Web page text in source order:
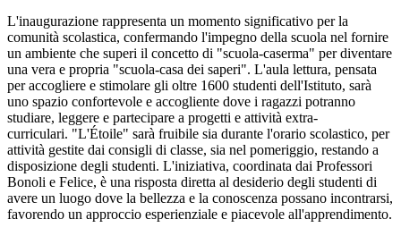
L'inaugurazione rappresenta un momento significativo per la
comunità scolastica, confermando l'impegno della scuola nel fornire
un ambiente che superi il concetto di "scuola-caserma" per diventare
una vera e propria "scuola-casa dei saperi". L'aula lettura, pensata
per accogliere e stimolare gli oltre 1600 studenti dell'Istituto, sarà
uno spazio confortevole e accogliente dove i ragazzi potranno
studiare, leggere e partecipare a progetti e attività extra-
curriculari. "L'Étoile" sarà fruibile sia durante l'orario scolastico, per
attività gestite dai consigli di classe, sia nel pomeriggio, restando a
disposizione degli studenti. L'iniziativa, coordinata dai Professori
Bonoli e Felice, è una risposta diretta al desiderio degli studenti di
avere un luogo dove la bellezza e la conoscenza possano incontrarsi,
favorendo un approccio esperienziale e piacevole all'apprendimento.